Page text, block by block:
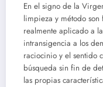
En el signo de la
limpieza y método son
realmente aplicado a
intransigencia a los
raciocinio y el sentido
búsqueda sin fin de
las propias